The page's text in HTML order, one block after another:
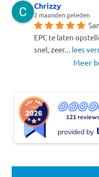
Chrizzy
2 maanden geleden
EPC te laten
snel, zeer... lees
Meer
121
provided by